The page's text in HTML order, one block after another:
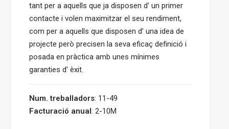
tant per a aquells que ja disposen d’ un primer
contacte i volen maximitzar el seu rendiment,
com per a aquells que disposen d’ una idea de
projecte però precisen la seva eficaç definició i
posada en pràctica amb unes mínimes
garanties d’ èxit.
Num. treballadors: 11-49
Facturació anual: 2-10M